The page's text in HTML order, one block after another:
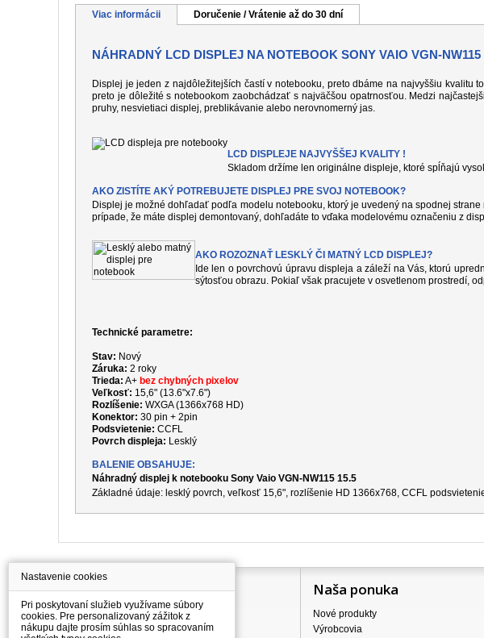
Viac informácii Doručenie / Vrátenie až do 30 dní
NÁHRADNÝ LCD DISPLEJ NA NOTEBOOK SONY VAIO VGN-NW115
Displej je jeden z najdôležitejších častí v notebooku, preto dbáme na najvyššiu
preto je dôležité s notebookom zaobchádzať s najväčšou opatrnosťou. Medzi
pruhy, nesvietiaci displej, preblikávanie alebo nerovnomerný jas.
LCD DISPLEJE NAJVYŠŠEJ KVALITY !
Skladom držíme len originálne displeje, ktoré spĺňajú
AKO ZISTÍTE AKÝ POTREBUJETE DISPLEJ PRE SVOJ NOTEBOOK?
Displej je možné dohľadať podľa modelu notebooku, ktorý je uvedený na spodnej
prípade, že máte displej demontovaný, dohľadáte to vďaka modelovému označeniu z
AKO ROZOZNAŤ LESKLÝ ČI MATNÝ LCD DISPLEJ?
Ide len o povrchovú úpravu displeja a záleží na Vás, ktorú
sýtosťou obrazu. Pokiaľ však pracujete v osvetlenom prostredí,
Technické parametre:
Stav: Nový
Záruka: 2 roky
Trieda: A+ bez chybných pixelov
Veľkosť: 15,6" (13.6"x7.6")
Rozlíšenie: WXGA (1366x768 HD)
Konektor: 30 pin + 2pin
Podsvietenie: CCFL
Povrch displeja: Lesklý
BALENIE OBSAHUJE:
Náhradný displej k notebooku Sony Vaio VGN-NW115 15.5
Základné údaje: lesklý povrch, veľkosť 15,6", rozlíšenie HD 1366x768, CCFL
Information
Všetko o nákupe
Ceny dopravného
Naša ponuka
Nové produkty
Výrobcovia
Nastavenie cookies
Pri poskytovaní služieb využívame súbory
cookies. Pre personalizovaný zážitok z
nákupu dajte prosím súhlas so spracovaním